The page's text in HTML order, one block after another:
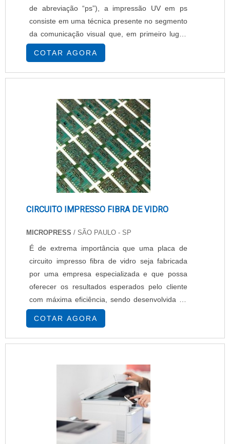
de abreviação “ps”), a impressão UV em ps
consiste em uma técnica presente no segmento
da comunicação visual que, em primeiro lugar,
se caracteriza por não promover agressões ao
meio ambiente. O que sustenta esta preliminar
condição diz respeito ao fato de que,
aplicações ultravioletas, essa também não
possui s....
COTAR AGORA
CIRCUITO IMPRESSO FIBRA DE VIDRO
MICROPRESS / SÃO PAULO - SP
É de extrema importância que uma placa de
circuito impresso fibra de vidro seja fabricada
por uma empresa especializada e que possa
oferecer os resultados esperados pelo cliente
com máxima eficiência, sendo desenvolvida de
acordo com a necessidade específica. O uso de
um circuito impresso pode ser feito em diversas
aplicações, como em: Informática,
outros segmentos que demandem tecnologia
COTAR AGORA